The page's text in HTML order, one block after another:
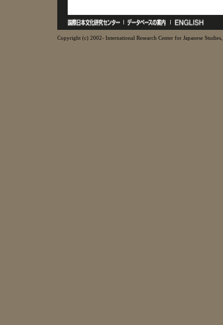
Copyright (c) 2002- International Research Center for Japanese